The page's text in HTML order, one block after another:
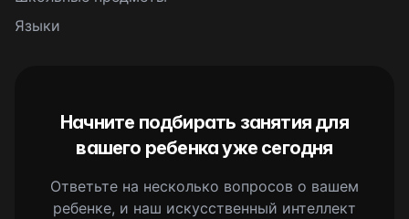
Языки
Начните подбирать занятия для
вашего ребенка уже сегодня
Ответьте на несколько вопросов о вашем
ребенке, и наш искусственный интеллект